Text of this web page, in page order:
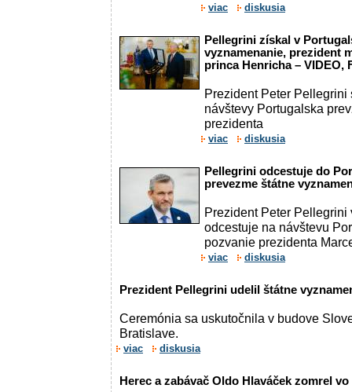
viac diskusia
Pellegrini získal v
vyznamenanie, prezident
princa Henricha – VIDEO,
Prezident Peter Pellegrini
návštevy Portugalska
prezidenta
viac diskusia
Pellegrini odcestuje do
prevezme štátne
Prezident Peter Pellegrini
odcestuje na návštevu
pozvanie prezidenta
viac diskusia
Prezident Pellegrini udelil štátne
Ceremónia sa uskutočnila v budove
Bratislave.
viac diskusia
Herec a zabávač Oldo Hlaváček zomrel